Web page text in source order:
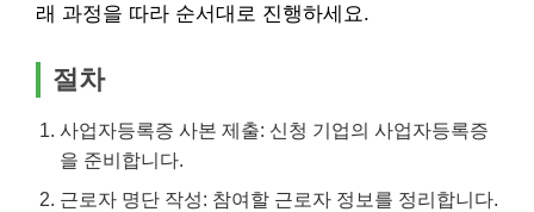
래 과정을 따라 순서대로 진행하세요.
절차
사업자등록증 사본 제출: 신청 기업의 사업자등록증
을 준비합니다.
근로자 명단 작성: 참여할 근로자 정보를 정리합니다.